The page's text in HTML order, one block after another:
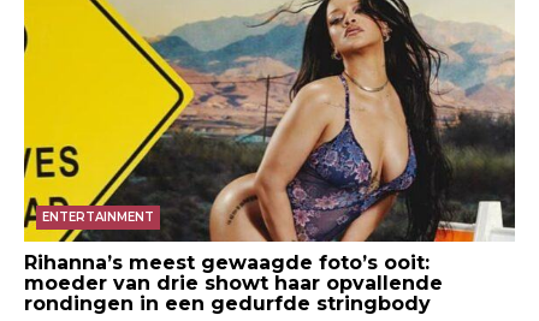
ENTERTAINMENT
Rihanna’s meest gewaagde foto’s ooit:
moeder van drie showt haar opvallende
rondingen in een gedurfde stringbody